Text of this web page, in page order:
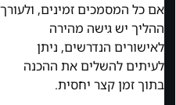
אם כל המסמכים זמינים, ולעורך
ההליך יש גישה מהירה
לאישורים הנדרשים, ניתן
לעיתים להשלים את ההכנה
בתוך זמן קצר יחסית.